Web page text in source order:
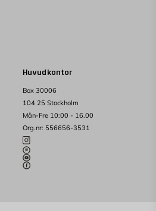
Huvudkontor
Box 30006
104 25 Stockholm
Mån-Fre 10:00 - 16.00
Org.nr: 556656-3531